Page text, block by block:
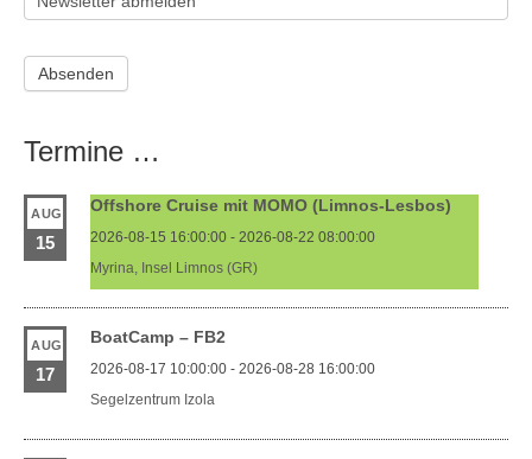
Termine …
AUG
15
Offshore Cruise mit MOMO (Limnos-Lesbos)
2026-08-15 16:00:00 - 2026-08-22 08:00:00
Myrina, Insel Limnos (GR)
AUG
17
BoatCamp – FB2
2026-08-17 10:00:00 - 2026-08-28 16:00:00
Segelzentrum Izola